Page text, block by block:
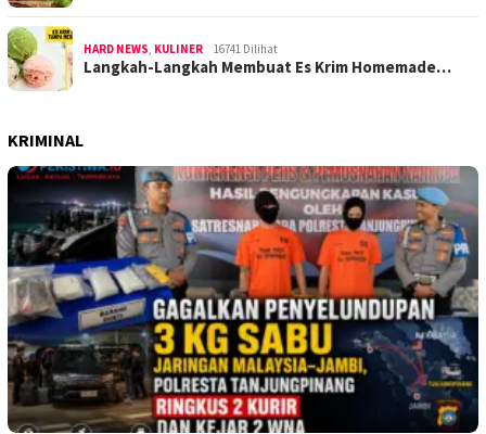
HARD NEWS KULINER 16741 Dilihat
Langkah-Langkah Membuat Es Krim Homemade…
KRIMINAL